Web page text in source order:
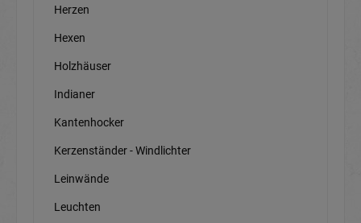
Herzen
Hexen
Holzhäuser
Indianer
Kantenhocker
Kerzenständer - Windlichter
Leinwände
Leuchten